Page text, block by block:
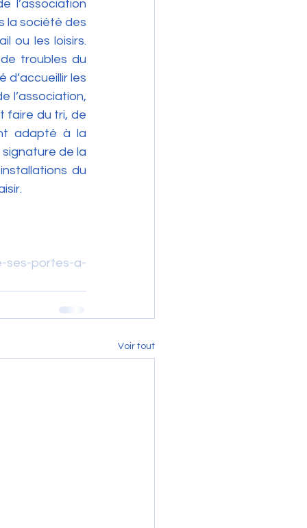
l’association
la société des
ou les loisirs.
troubles du
les
l’association,
faire du tri, de
adapté à la
de la
du
ses-portes-a-
Voir tout